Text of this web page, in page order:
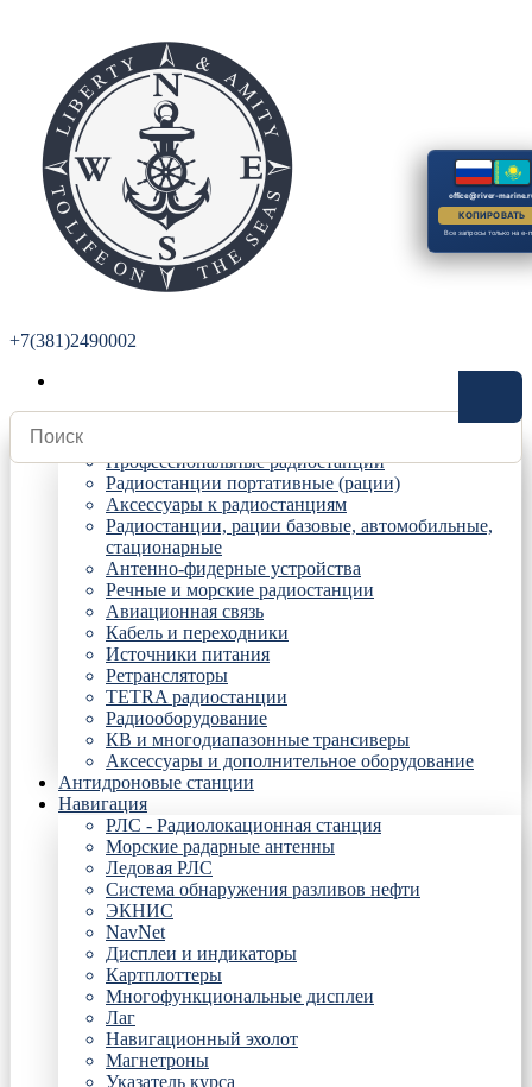
+7(381)2490002
Радиостанции
Профессиональные радиостанции
Радиостанции портативные (рации)
Аксессуары к радиостанциям
Радиостанции, рации базовые, автомобильные,
стационарные
Антенно-фидерные устройства
Речные и морские радиостанции
Авиационная связь
Кабель и переходники
Источники питания
Ретрансляторы
TETRA радиостанции
Радиооборудование
КВ и многодиапазонные трансиверы
Аксессуары и дополнительное оборудование
Антидроновые станции
Навигация
РЛС - Радиолокационная станция
Морские радарные антенны
Ледовая РЛС
Система обнаружения разливов нефти
ЭКНИС
NavNet
Дисплеи и индикаторы
Картплоттеры
Многофункциональные дисплеи
Лаг
Навигационный эхолот
Магнетроны
Указатель курса
office@river-
КОПИРОВАТЬ
Все запросы только на e-